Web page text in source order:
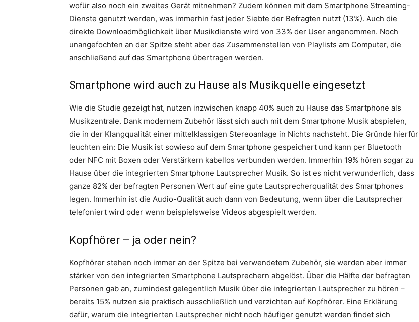
wofür also noch ein zweites Gerät mitnehmen? Zudem können mit dem Smartphone Streaming-
Dienste genutzt werden, was immerhin fast jeder Siebte der Befragten nutzt (13%). Auch die
direkte Downloadmöglichkeit über Musikdienste wird von 33% der User angenommen. Noch
unangefochten an der Spitze steht aber das Zusammenstellen von Playlists am Computer, die
anschließend auf das Smartphone übertragen werden.
Smartphone wird auch zu Hause als Musikquelle eingesetzt
Wie die Studie gezeigt hat, nutzen inzwischen knapp 40% auch zu Hause das Smartphone als
Musikzentrale. Dank modernem Zubehör lässt sich auch mit dem Smartphone Musik abspielen,
die in der Klangqualität einer mittelklassigen Stereoanlage in Nichts nachsteht. Die Gründe hierfür
leuchten ein: Die Musik ist sowieso auf dem Smartphone gespeichert und kann per Bluetooth
oder NFC mit Boxen oder Verstärkern kabellos verbunden werden. Immerhin 19% hören sogar zu
Hause über die integrierten Smartphone Lautsprecher Musik. So ist es nicht verwunderlich, dass
ganze 82% der befragten Personen Wert auf eine gute Lautsprecherqualität des Smartphones
legen. Immerhin ist die Audio-Qualität auch dann von Bedeutung, wenn über die Lautsprecher
telefoniert wird oder wenn beispielsweise Videos abgespielt werden.
Kopfhörer – ja oder nein?
Kopfhörer stehen noch immer an der Spitze bei verwendetem Zubehör, sie werden aber immer
stärker von den integrierten Smartphone Lautsprechern abgelöst. Über die Hälfte der befragten
Personen gab an, zumindest gelegentlich Musik über die integrierten Lautsprecher zu hören –
bereits 15% nutzen sie praktisch ausschließlich und verzichten auf Kopfhörer. Eine Erklärung
dafür, warum die integrierten Lautsprecher nicht noch häufiger genutzt werden findet sich